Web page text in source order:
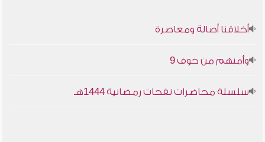
أخلاقنا أصالة ومعاصرة
وأمنهم من خوف 9
سلسلة محاضرات نفحات رمضانية 1444هـ